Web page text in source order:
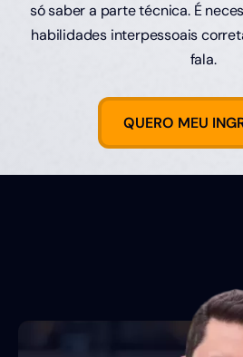
só saber a parte técnica. É
habilidades interpessoais
fala.
QUERO MEU